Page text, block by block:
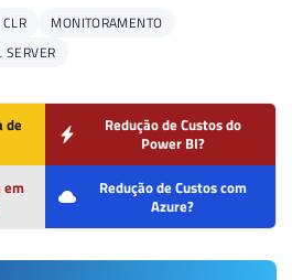
CLR
MONITORAMENTO
SERVER
de
Redução de Custos do
Power BI?
em
Redução de Custos com
Azure?